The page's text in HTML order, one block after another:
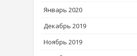
Январь 2020
Декабрь 2019
Ноябрь 2019